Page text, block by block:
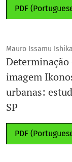
PDF
Mauro Issamu
Determinação
imagem
urbanas:
SP
PDF